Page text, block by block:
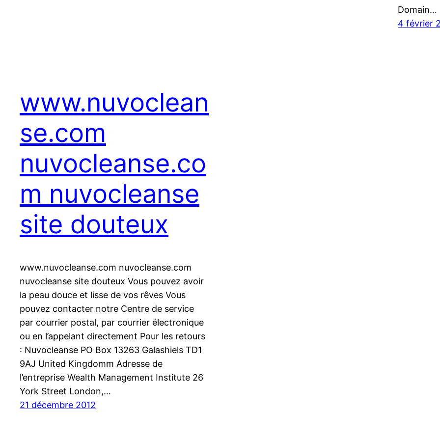
Domain…
4 février
www.nuvoclean
se.com
nuvocleanse.co
m nuvocleanse
site douteux
www.nuvocleanse.com nuvocleanse.com
nuvocleanse site douteux Vous pouvez avoir
la peau douce et lisse de vos rêves Vous
pouvez contacter notre Centre de service
par courrier postal, par courrier électronique
ou en l’appelant directement Pour les retours
: Nuvocleanse PO Box 13263 Galashiels TD1
9AJ United Kingdomm Adresse de
l’entreprise Wealth Management Institute 26
York Street London,…
21 décembre 2012